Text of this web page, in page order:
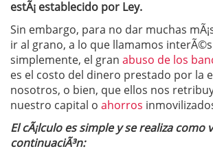
estÃ¡ establecido por Ley.
Sin embargo, para no dar muchas
ir al grano, a lo que llamamos
simplemente, el gran abuso de los
es el costo del dinero prestado por la
nosotros, o bien, que ellos nos
nuestro capital o ahorros
El cÃ¡lculo es simple y se realiza como
continuaciÃ³n: